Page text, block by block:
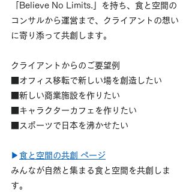
「Believe No Limits.」を持ち、食と空間の
コンサルから運営まで、クライアントの想い
に寄り添って共創します。
クライアントからのご要望例
■オフィス移転で新しい場を創造したい
■新しい商業施設を作りたい
■キャラクターカフェを作りたい
■スポーツで日本を沸かせたい
▶ 食と空間の共創 ページ
みんなが自然と集まる食と空間を共創しま
す。